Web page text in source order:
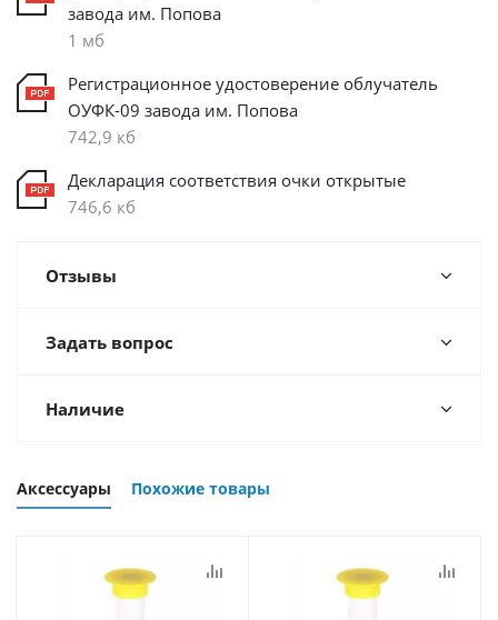
завода им. Попова
1 мб
Регистрационное удостоверение облучатель
ОУФК-09 завода им. Попова
742,9 кб
Декларация соответствия очки открытые
746,6 кб
Отзывы
Задать вопрос
Наличие
Аксессуары Похожие товары